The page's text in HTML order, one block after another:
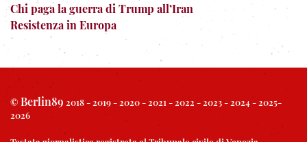
Chi paga la guerra di Trump all’Iran
Resistenza in Europa
© Berlin89 2018 - 2019 - 2020 - 2021 - 2022 - 2023 - 2024 - 2025-
2026